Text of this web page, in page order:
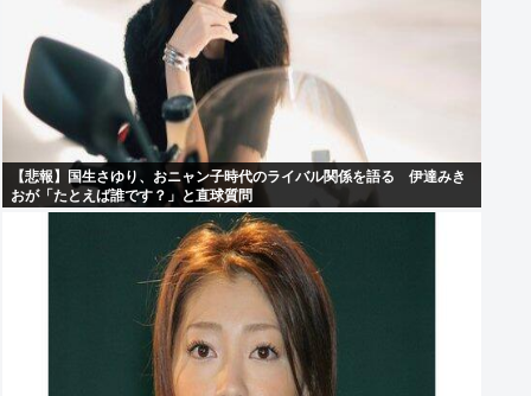
【悲報】国生さゆり、おニャン子時代のライバル関係を語る 伊達みき
おが「たとえば誰です？」と直球質問